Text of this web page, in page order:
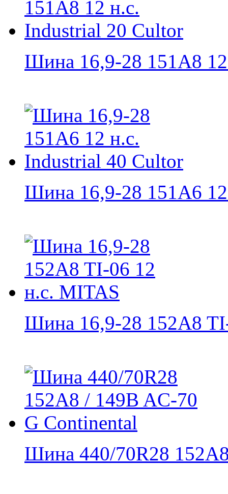
Шина 16,9-28 151A8
Шина 16,9-28 151A6
Шина 16,9-28 152A8
Шина 440/70R28